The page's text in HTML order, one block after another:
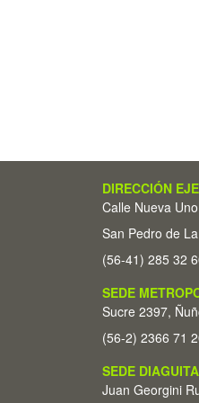
DIRECCIÓN
Calle Nueva
San Pedro de
(56-41) 285 32
SEDE
Sucre 2397,
(56-2) 2366 71
SEDE
Juan Georgini